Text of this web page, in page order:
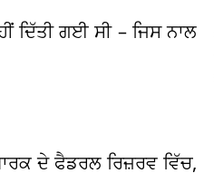
ਦਿੱਤੀ ਗਈ ਸੀ – ਜਿਸ ਨਾਲ
ਦੇ ਫੈਡਰਲ ਰਿਜ਼ਰਵ ਵਿੱਚ,